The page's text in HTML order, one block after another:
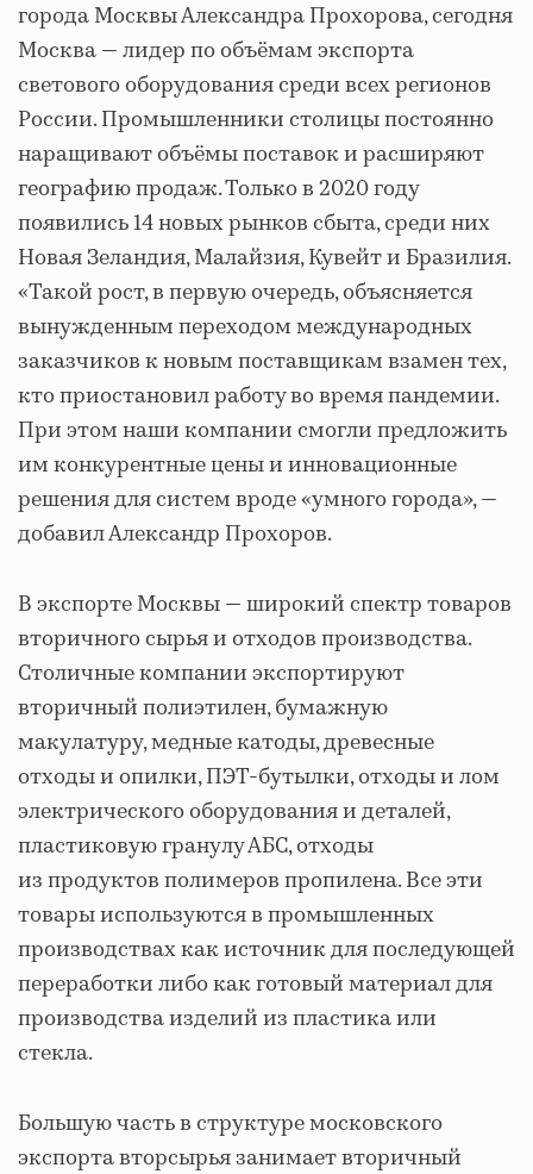
города Москвы Александра Прохорова, сегодня
Москва — лидер по объёмам экспорта
светового оборудования среди всех регионов
России. Промышленники столицы постоянно
наращивают объёмы поставок и расширяют
географию продаж. Только в 2020 году
появились 14 новых рынков сбыта, среди них
Новая Зеландия, Малайзия, Кувейт и Бразилия.
«Такой рост, в первую очередь, объясняется
вынужденным переходом международных
заказчиков к новым поставщикам взамен тех,
кто приостановил работу во время пандемии.
При этом наши компании смогли предложить
им конкурентные цены и инновационные
решения для систем вроде «умного города», —
добавил Александр Прохоров.
В экспорте Москвы — широкий спектр товаров
вторичного сырья и отходов производства.
Столичные компании экспортируют
вторичный полиэтилен, бумажную
макулатуру, медные катоды, древесные
отходы и опилки, ПЭТ-бутылки, отходы и лом
электрического оборудования и деталей,
пластиковую гранулу АБС, отходы
из продуктов полимеров пропилена. Все эти
товары используются в промышленных
производствах как источник для последующей
переработки либо как готовый материал для
производства изделий из пластика или
стекла.
Большую часть в структуре московского
экспорта вторсырья занимает вторичный